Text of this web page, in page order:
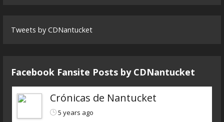
Tweets by CDNantucket
Facebook Fansite Posts by ‎CDNantucket
Crónicas de Nantucket
5 years ago